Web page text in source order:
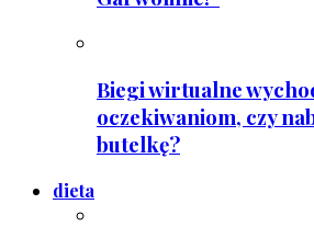
Biegi wirtualne
oczekiwaniom, czy
butelkę?
dieta